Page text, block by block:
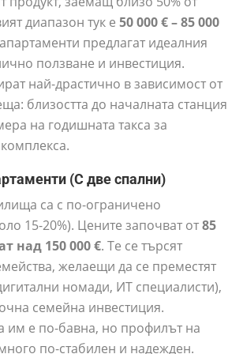
диапазон тук е 50 000 € – 85 000
предлагат идеалния
ползване и инвестиция.
най-драстично в зависимост от
близостта до началната станция
на годишната такса за
(С две спални)
са с по-ограничено
15-20%). Цените започват от85
над 150 000 €. Те се търсят
желаещи да се преместят
номади, ИТ специалисти),
семейна инвестиция.
им е по-бавна, но профилът на
по-стабилен и надежден.